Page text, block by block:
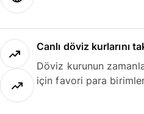
Canlı döviz kurlarını
Döviz kurunun
için favori para